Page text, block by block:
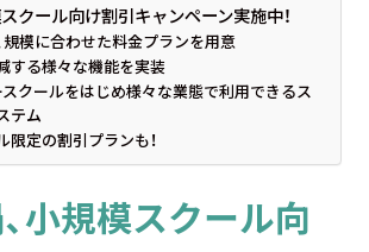
クール向け割引キャンペーン実施中！
規模に合わせた料金プランを用意
する様々な機能を実装
スクールをはじめ様々な業態で利用できるス
テム
限定の割引プランも！
小規模スクール向